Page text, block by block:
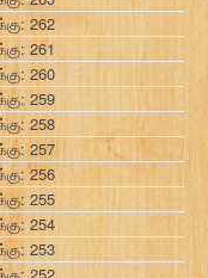
262
261
260
259
258
257
256
255
254
253